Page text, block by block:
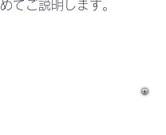
てご説明します。